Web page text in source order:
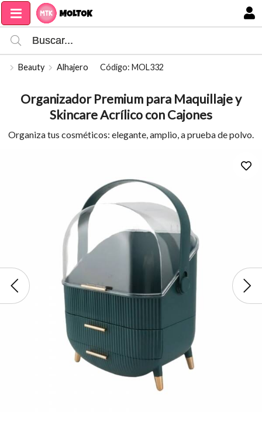
Compartir por email
Beauty Alhajero Código: MOL332
Organizador Premium para Maquillaje y
Skincare Acrílico con Cajones
Organiza tus cosméticos: elegante, amplio, a prueba de polvo.